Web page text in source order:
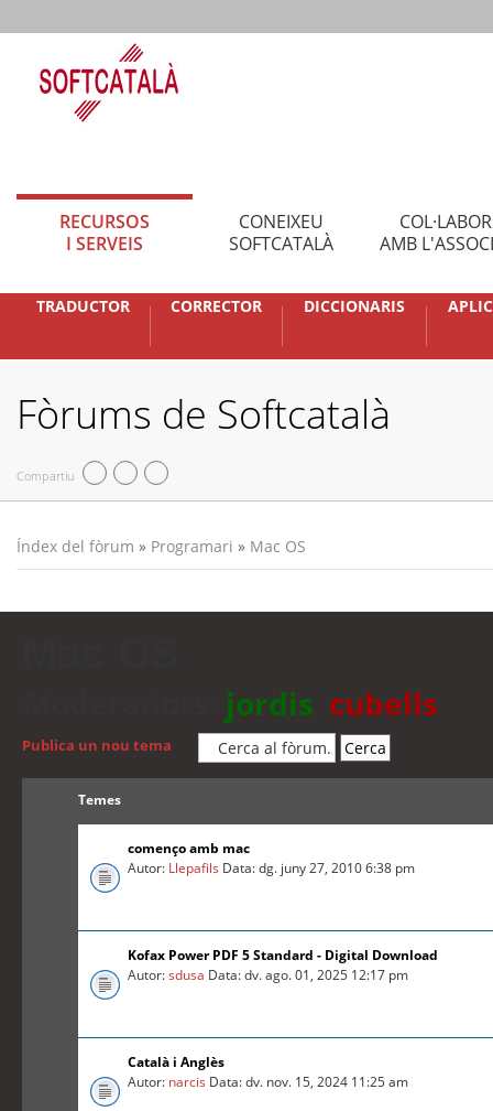
RECURSOS
I SERVEIS
CONEIXEU
SOFTCATALÀ
AMB
TRADUCTOR CORRECTOR DICCIONARIS
Fòrums de Softcatalà
Compartiu
Índex del fòrum » Programari » Mac OS
jordis cubells
Publica un nou tema
Temes
començo amb mac
Autor: Llepafils Data: dg. juny 27, 2010 6:38 pm
Kofax Power PDF 5 Standard - Digital Download
Autor:sdusa Data: dv. ago. 01, 2025 12:17 pm
Català i Anglès
Autor: narcis Data: dv. nov. 15, 2024 11:25 am